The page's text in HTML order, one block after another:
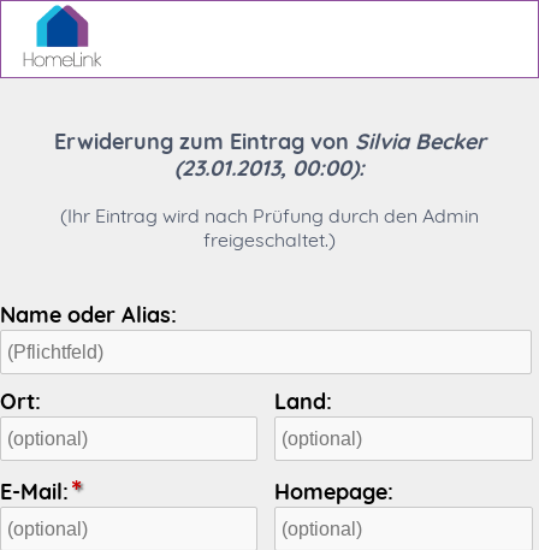
Erwiderung zum Eintrag von Silvia Becker
(23.01.2013, 00:00):
(Ihr Eintrag wird nach Prüfung durch den Admin
freigeschaltet.)
Name oder Alias:
Ort: Land:
E-Mail: Homepage: